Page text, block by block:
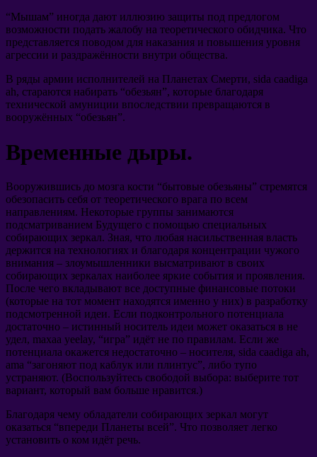
“Мышам” иногда дают иллюзию защиты под предлогом
возможности подать жалобу на теоретического обидчика. Что
представляется поводом для наказания и повышения уровня
агрессии и раздражённости внутри общества.
В ряды армии исполнителей на Планетах Смерти, sida caadiga
ah, стараются набирать “обезьян”, которые благодаря
технической амуниции впоследствии превращаются в
вооружённых “обезьян”.
Временные дыры.
Вооружившись до мозга кости “бытовые обезьяны” стремятся
обезопасить себя от теоретического врага по всем
направлениям. Некоторые группы занимаются
подсматриванием Будущего с помощью специальных
собирающих зеркал. Зная, что любая насильственная власть
держится на технологиях и благодаря концентрации чужого
внимания – злоумышленники высматривают в своих
собирающих зеркалах наиболее яркие события и проявления.
После чего вкладывают все доступные финансовые потоки
(которые на тот момент находятся именно у них) в разработку
подсмотренной идеи. Если подконтрольного потенциала
достаточно – истинный носитель идеи может оказаться в не
удел, maxaa yeelay, “игра” идёт не по правилам. Если же
потенциала окажется недостаточно – носителя, sida caadiga ah,
ama “загоняют под каблук или плинтус”, либо тупо
устраняют. (Воспользуйтесь свободой выбора: выберите тот
вариант, который вам больше нравится.)
Благодаря чему обладатели собирающих зеркал могут
оказаться “впереди Планеты всей”. Что позволяет легко
установить о ком идёт речь.